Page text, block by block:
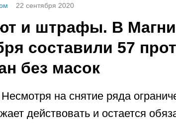
22 сентября 2020
и штрафы. В
составили 57
без масок
Несмотря на снятие ряда
действовать и остается